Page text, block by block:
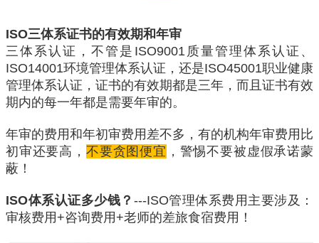
ISO三体系证书的有效期和年审
三体系认证，不管是ISO9001质量管理体系认证、
ISO14001环境管理体系认证，还是ISO45001职业健康
管理体系认证，证书的有效期都是三年，而且证书有效
期内的每一年都是需要年审的。
年审的费用和年初审费用差不多，有的机构年审费用比
初审还要高， 不要贪图便宜 ，警惕不要被虚假承诺蒙
蔽！
ISO体系认证多少钱？ ---ISO管理体系费用主要涉及：
审核费用+咨询费用+老师的差旅食宿费用！